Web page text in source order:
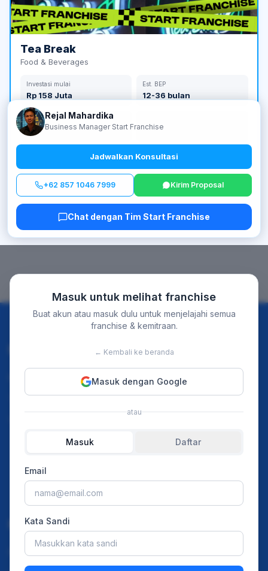
Rejal Mahardika
Business Manager Start Franchise
Jadwalkan Konsultasi
+62 857 1046 7999 Kirim Proposal
Chat dengan Tim Start Franchise
Tea Break
Food & Beverages
Investasi mulai
Rp 158 Juta
Est. BEP
12-36 bulan
Jumlah Outlet
210 outlet 2017
Masuk untuk melihat franchise
Buat akun atau masuk dulu untuk menjelajahi semua
franchise & kemitraan.
← Kembali ke beranda
Masuk dengan Google
atau
Masuk Daftar
Email
Kata Sandi
TikTok
For Business
Home
Our Event
Ads Pricing
Resources
Privacy Policy